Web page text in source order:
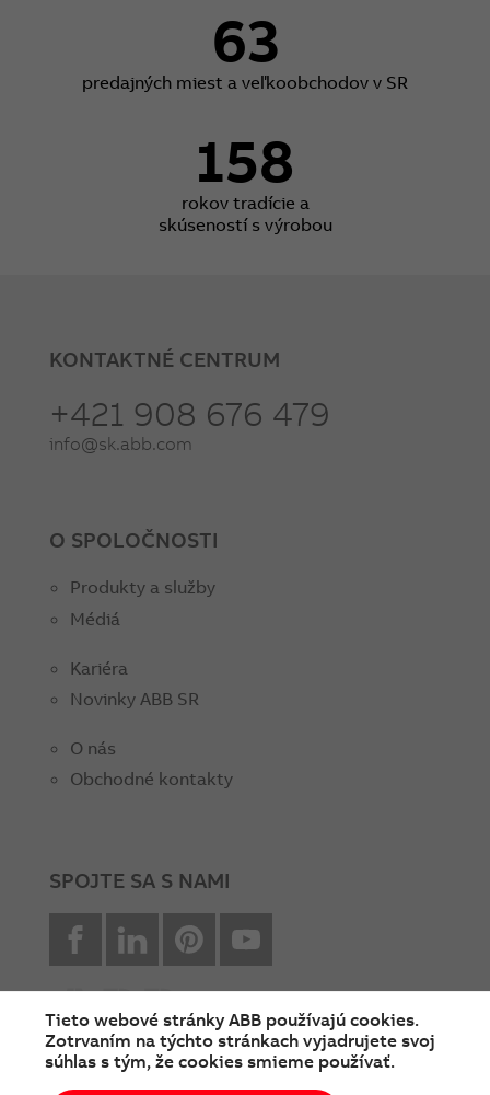
63
predajných miest a veľkoobchodov v SR
158
rokov tradície a
skúseností s výrobou
KONTAKTNÉ CENTRUM
+421 908 676 479
info@sk.abb.com
O SPOLOČNOSTI
Produkty a služby
Médiá
Kariéra
Novinky ABB SR
O nás
Obchodné kontakty
SPOJTE SA S NAMI
facebookLinkedin Pinterest
Tieto webové stránky ABB používajú cookies.
Zotrvaním na týchto stránkach vyjadrujete svoj
súhlas s tým, že cookies smieme používať.